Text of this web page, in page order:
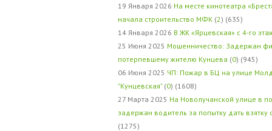
19 Января 2026 На месте кинотеатра
начала строительство МФК (2) (635)
14 Января 2026 В ЖК «Ярцевская» с 4-го
25 Июня 2025 Мошенничество: Задержан
потерпевшему жителю Кунцева (0) (945)
06 Июня 2025 ЧП: Пожар в БЦ на улице
"Кунцевская" (0) (1608)
27 Марта 2025 На Новолучанской улице в
задержан водитель за попытку дать
(1275)